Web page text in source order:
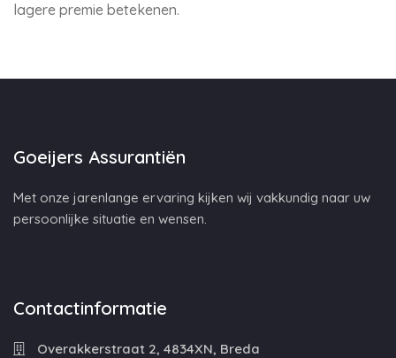
lagere premie betekenen.
Goeijers Assurantiën
Met onze jarenlange ervaring kijken wij vakkundig naar uw
persoonlijke situatie en wensen.
Contactinformatie
Overakkerstraat 2, 4834XN, Breda